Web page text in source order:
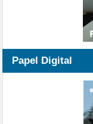
Papel Digital